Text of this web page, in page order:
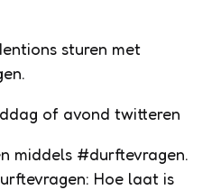
sturen met
of avond twitteren
middels #durftevragen.
Hoe laat is